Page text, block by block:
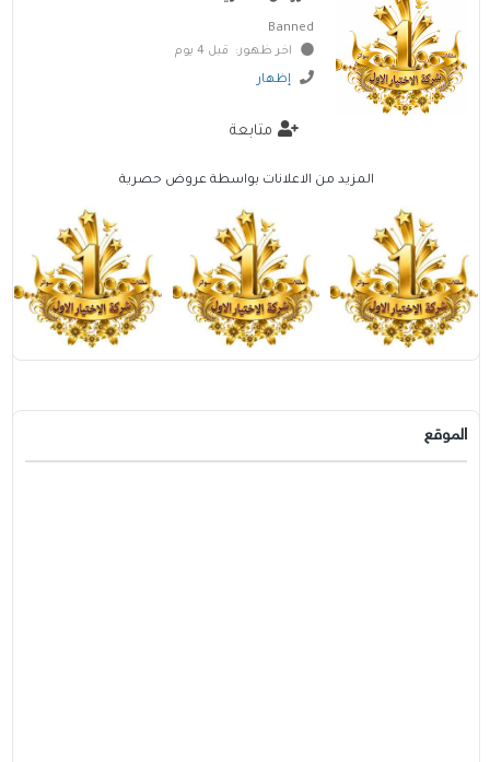
Banned
اخر ظهور: قبل 4 يوم
إظهار
متابعة
المزيد من الاعلانات بواسطة عروض حصرية
الموقع